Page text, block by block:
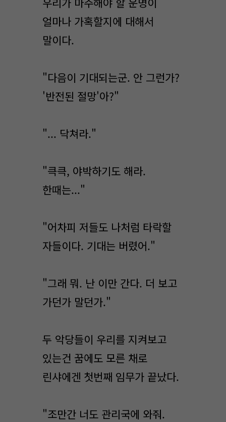
얼마나 가혹할지에 대해서
말이다.
"다음이 기대되는군. 안 그런가?
'반전된 절망'아?"
"... 닥쳐라."
"큭큭, 야박하기도 해라.
한때는..."
"어차피 저들도 나처럼 타락할
자들이다. 기대는 버렸어."
"그래 뭐. 난 이만 간다. 더 보고
가던가 말던가."
두 악당들이 우리를 지켜보고
있는건 꿈에도 모른 채로
린샤에겐 첫번째 임무가 끝났다.
"조만간 너도 관리국에 와줘.